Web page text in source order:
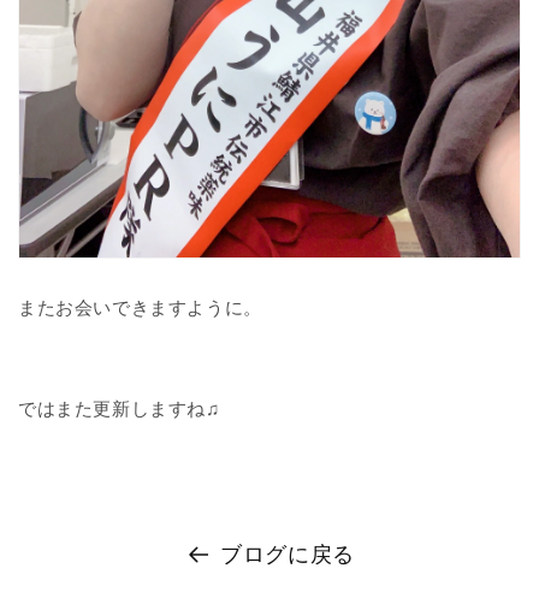
またお会いできますように。
ではまた更新しますね♫
ブログに戻る